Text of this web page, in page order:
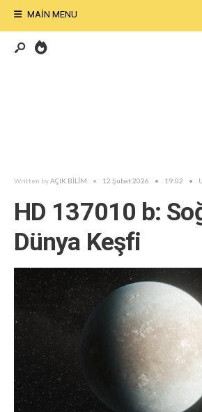
MAIN MENU
Written byAÇIK BİLİM • 12 Şubat 2026 • 19:02 •
HD 137010 b:
Dünya Keşfi